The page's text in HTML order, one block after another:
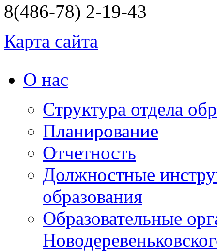
8(486-78) 2-19-43
Карта сайта
О нас
Структура отдела
Планирование
Отчетность
Должностные
образования
Образовательные